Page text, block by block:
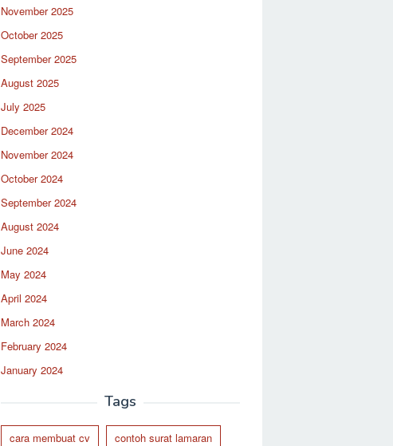
November 2025
October 2025
September 2025
August 2025
July 2025
December 2024
November 2024
October 2024
September 2024
August 2024
June 2024
May 2024
April 2024
March 2024
February 2024
January 2024
Tags
cara membuat cv contoh surat lamaran